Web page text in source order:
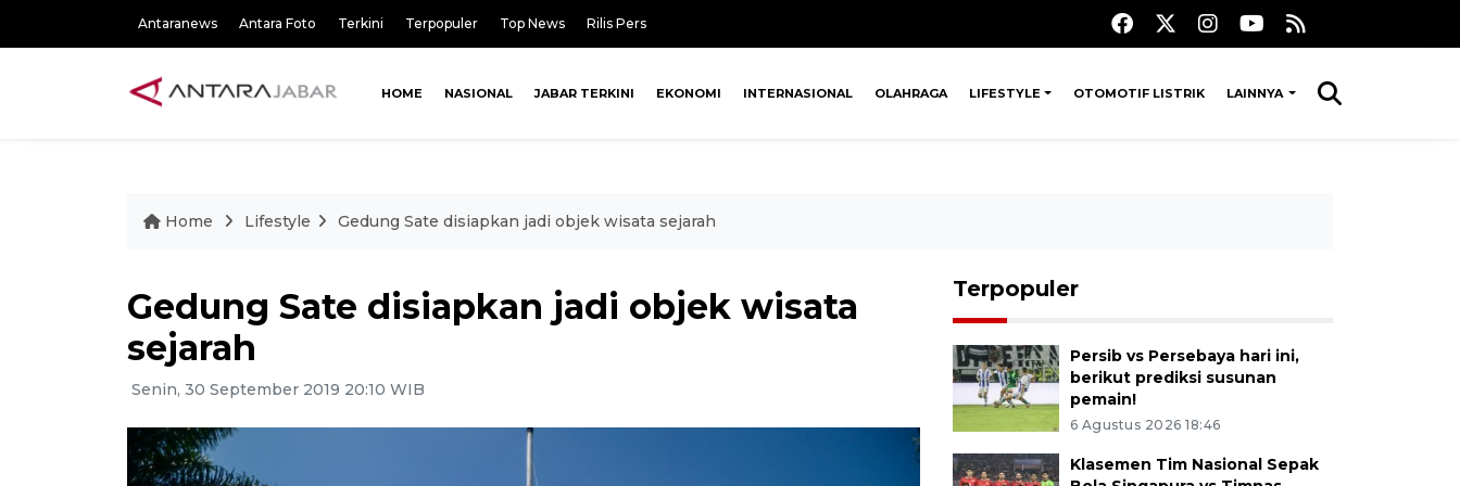
Antaranews Antara Foto Terkini Terpopuler Top News Rilis Pers
HOME NASIONAL JABAR TERKINI EKONOMI INTERNASIONAL OLAHRAGA LIFESTYLE OTOMOTIF LISTRIK LAINNYA
Home Lifestyle Gedung Sate disiapkan jadi objek wisata sejarah
Gedung Sate disiapkan jadi objek wisata
sejarah
Senin, 30 September 2019 20:10 WIB
Terpopuler
Persib vs Persebaya hari ini,
berikut prediksi susunan
pemain!
6 Agustus 2026 18:46
Klasemen Tim Nasional Sepak